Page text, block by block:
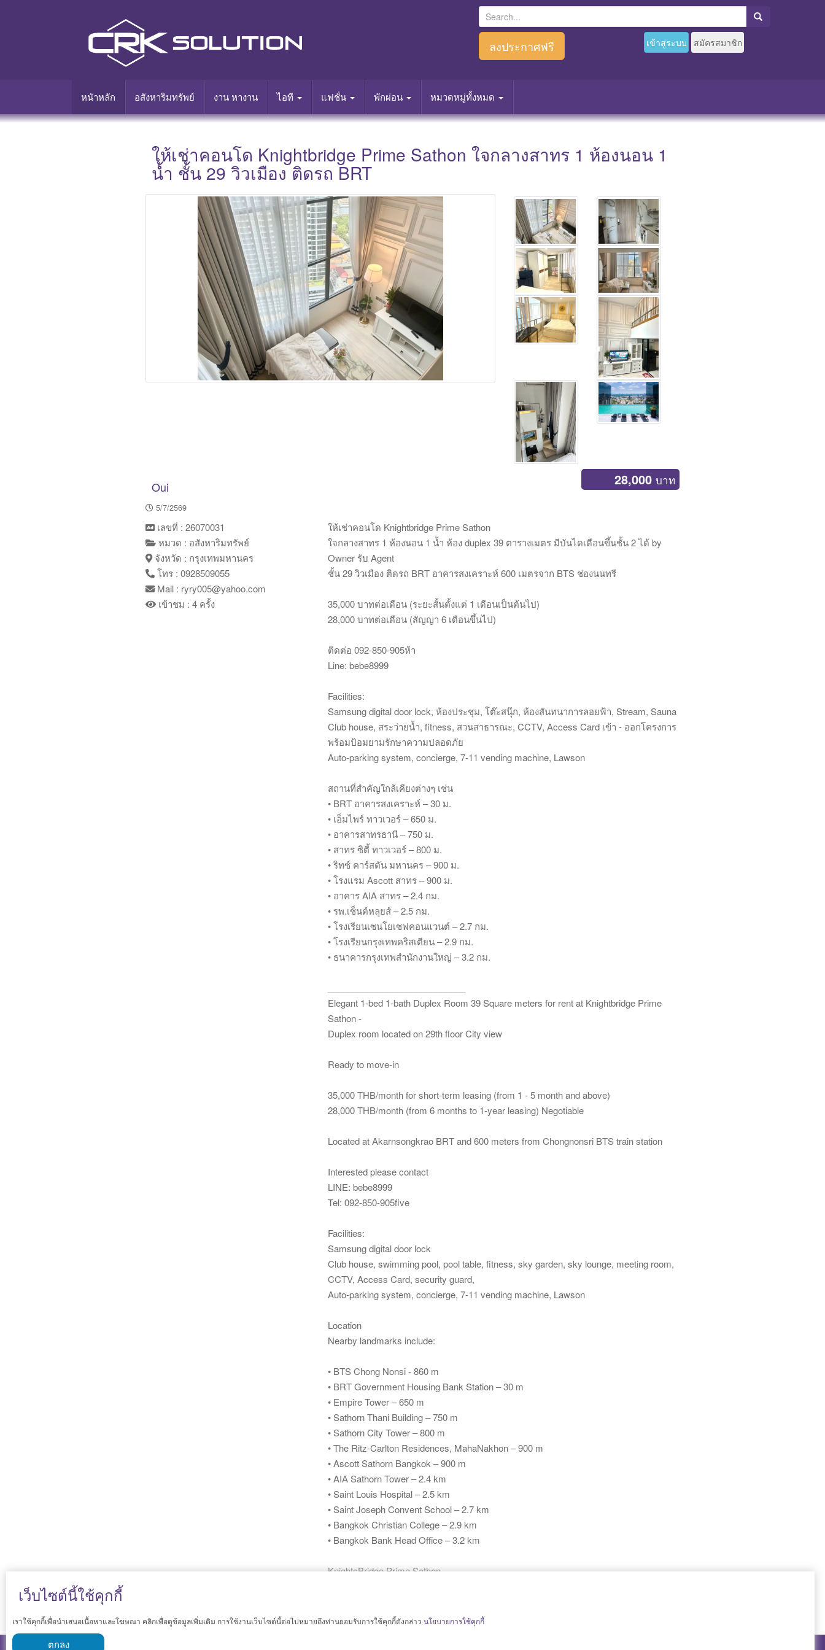
e
r
f
o
:
ลงประกาศฟรี เข้าสู่ระบบ สมัครสมาชิก
หนัาหลัก อสังหาริมทรัพย์ งาน หางาน ไอที แฟชั่น พักผ่อน หมวดหมู่ทั้งหมด
ให้เช่าคอนโด Knightbridge Prime Sathon ใจกลางสาทร 1 ห้องนอน 1
น้ำ ชั้น 29 วิวเมือง ติดรถ BRT
Main Photo
Oui
5/7/2569
28,000 บาท
ให้เช่าคอนโด Knightbridge Prime Sathon
ใจกลางสาทร 1 ห้องนอน 1 น้ำ ห้อง duplex 39 ตารางเมตร มีบันไดเดือนขึ้นชั้น 2 ได้ by
Owner รับ Agent
ชั้น 29 วิวเมือง ติดรถ BRT อาคารสงเคราะห์ 600 เมตรจาก BTS ช่องนนทรี
35,000 บาทต่อเดือน (ระยะสั้นตั้งแต่ 1 เดือนเป็นต้นไป)
28,000 บาทต่อเดือน (สัญญา 6 เดือนขึ้นไป)
ติดต่อ 092-850-905ห้า
Line: bebe8999
Facilities:
Samsung digital door lock, ห้องประชุม, โต๊ะสนุ๊ก, ห้องสันทนาการลอยฟ้า, Stream, Sauna
Club house, สระว่ายน้ำ, fitness, สวนสาธารณะ, CCTV, Access Card เข้า - ออกโครงการ
พร้อมป้อมยามรักษาความปลอดภัย
Auto-parking system, concierge, 7-11 vending machine, Lawson
สถานที่สำคัญใกล้เคียงต่างๆ เช่น
• BRT อาคารสงเคราะห์ – 30 ม.
• เอ็มไพร์ ทาวเวอร์ – 650 ม.
• อาคารสาทรธานี – 750 ม.
• สาทร ซิตี้ ทาวเวอร์ – 800 ม.
• ริทซ์ คาร์สตัน มหานคร – 900 ม.
• โรงแรม Ascott สาทร – 900 ม.
• อาคาร AIA สาทร – 2.4 กม.
• รพ.เซ็นต์หลุยส์ – 2.5 กม.
• โรงเรียนเซนโยเซฟคอนแวนต์ – 2.7 กม.
• โรงเรียนกรุงเทพคริสเตียน – 2.9 กม.
• ธนาคารกรุงเทพสำนักงานใหญ่ – 3.2 กม.
Elegant 1-bed 1-bath Duplex Room 39 Square meters for rent at Knightbridge Prime
Sathon -
Duplex room located on 29th floor City view
Ready to move-in
35,000 THB/month for short-term leasing (from 1 - 5 month and above)
28,000 THB/month (from 6 months to 1-year leasing) Negotiable
Located at Akarnsongkrao BRT and 600 meters from Chongnonsri BTS train station
Interested please contact
LINE: bebe8999
Tel: 092-850-905five
Facilities:
Samsung digital door lock
Club house, swimming pool, pool table, fitness, sky garden, sky lounge, meeting room,
CCTV, Access Card, security guard,
Auto-parking system, concierge, 7-11 vending machine, Lawson
Location
Nearby landmarks include:
• BTS Chong Nonsi - 860 m
• BRT Government Housing Bank Station – 30 m
• Empire Tower – 650 m
• Sathorn Thani Building – 750 m
• Sathorn City Tower – 800 m
• The Ritz-Carlton Residences, MahaNakhon – 900 m
• Ascott Sathorn Bangkok – 900 m
• AIA Sathorn Tower – 2.4 km
• Saint Louis Hospital – 2.5 km
• Saint Joseph Convent School – 2.7 km
• Bangkok Christian College – 2.9 km
• Bangkok Bank Head Office – 3.2 km
KnightsBridge Prime Sathon
เลขที่ : 26070031
หมวด : อสังหาริมทรัพย์
จังหวัด : กรุงเทพมหานคร
โทร : 0928509055
Mail : ryry005@yahoo.com
เข้าชม : 4 ครั้ง
เว็บไซต์นี้ใช้คุกกี้
เราใช้คุกกี้เพื่อนำเสนอเนื้อหาและโฆษณา คลิกเพื่อดูข้อมูลเพิ่มเติม การใช้งานเว็บไซต์นี้ต่อไปหมายถึงท่านยอมรับการใช้คุกกี้ดังกล่าว นโยบายการใช้คุกกี้
ตกลง